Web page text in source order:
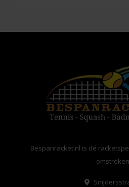
Bespanracket.nl is dé